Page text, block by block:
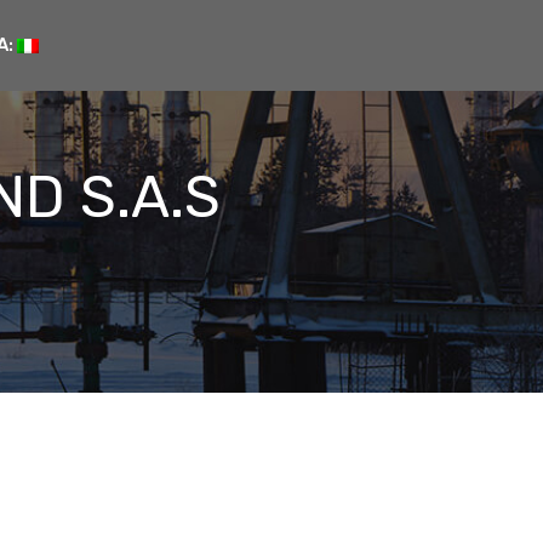
S.A.S